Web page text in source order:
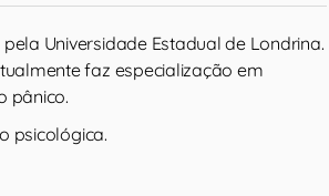
Universidade Estadual de Londrina.
faz especialização em
pânico.
psicológica.